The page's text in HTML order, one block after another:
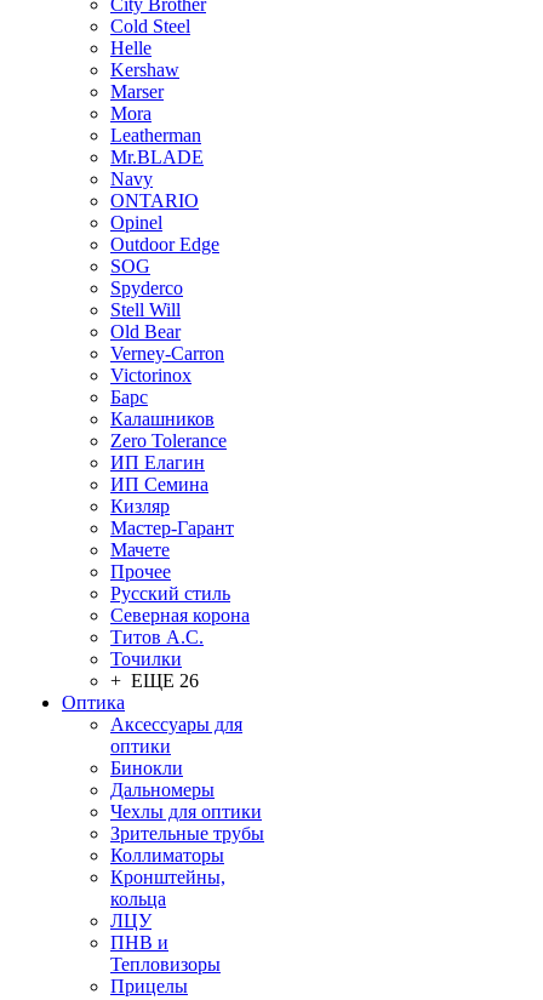
City Brother
Cold Steel
Helle
Kershaw
Marser
Mora
Leatherman
Mr.BLADE
Navy
ONTARIO
Opinel
Outdoor Edge
SOG
Spyderco
Stell Will
Old Bear
Verney-Carron
Victorinox
Барс
Калашников
Zero Tolerance
ИП Елагин
ИП Семина
Кизляр
Мастер-Гарант
Мачете
Прочее
Русский стиль
Северная корона
Титов А.С.
Точилки
+ ЕЩЕ 26
Оптика
Аксессуары для
оптики
Бинокли
Дальномеры
Чехлы для оптики
Зрительные трубы
Коллиматоры
Кронштейны,
кольца
ЛЦУ
ПНВ и
Тепловизоры
Прицелы